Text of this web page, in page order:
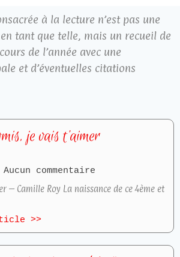
à la lecture n’est pas une
tant que telle, mais un recueil de
de l’année avec une
et d’éventuelles citations
je vais t’aimer
Aucun commentaire
– Camille Roy La naissance de ce 4ème et
>>